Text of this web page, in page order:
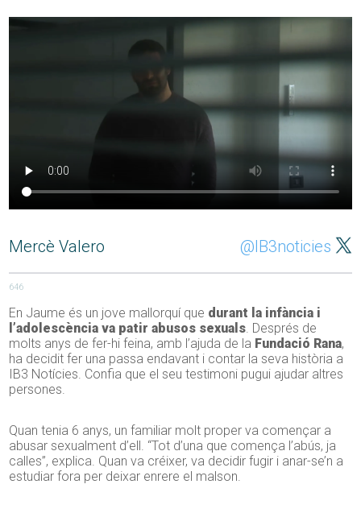
Mercè Valero @IB3noticies
646
En Jaume és un jove mallorquí que durant la infància i
l’adolescència va patir abusos sexuals. Després de
molts anys de fer-hi feina, amb l’ajuda de la Fundació Rana,
ha decidit fer una passa endavant i contar la seva història a
IB3 Notícies. Confia que el seu testimoni pugui ajudar altres
persones.
Quan tenia 6 anys, un familiar molt proper va començar a
abusar sexualment d’ell. “Tot d’una que comença l’abús, ja
calles”, explica. Quan va créixer, va decidir fugir i anar-se’n a
estudiar fora per deixar enrere el malson.